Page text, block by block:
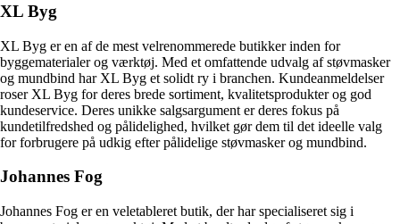
XL Byg
XL Byg er en af de mest velrenommerede butikker inden for
byggematerialer og værktøj. Med et omfattende udvalg af støvmasker
og mundbind har XL Byg et solidt ry i branchen. Kundeanmeldelser
roser XL Byg for deres brede sortiment, kvalitetsprodukter og god
kundeservice. Deres unikke salgsargument er deres fokus på
kundetilfredshed og pålidelighed, hvilket gør dem til det ideelle valg
for forbrugere på udkig efter pålidelige støvmasker og mundbind.
Johannes Fog
Johannes Fog er en veletableret butik, der har specialiseret sig i